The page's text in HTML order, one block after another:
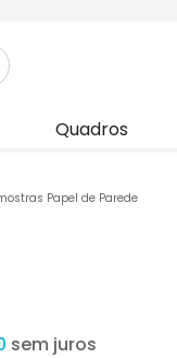
Quadros
Papel de Parede